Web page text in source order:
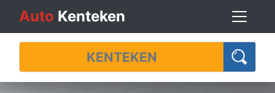
Auto Kenteken